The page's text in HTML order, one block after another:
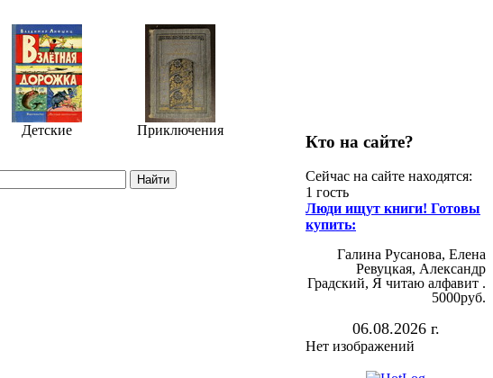
Детские Приключения
Кто на сайте?
Сейчас на сайте находятся:
1 гость
Люди ищут книги! Готовы
купить:
Галина Русанова, Елена
Ревуцкая, Александр
Градский, Я читаю алфавит .
5000руб.
06.08.2026 г.
Нет изображений